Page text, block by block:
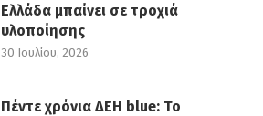
Ελλάδα μπαίνει σε τροχιά
υλοποίησης
30 Ιουλίου, 2026
Πέντε χρόνια ΔΕΗ blue: Το